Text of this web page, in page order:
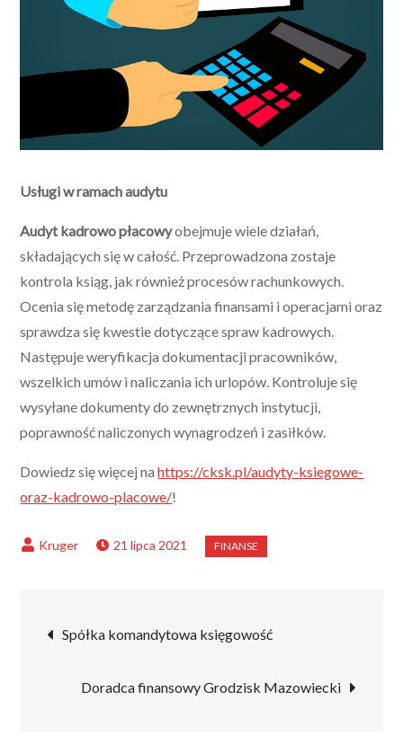
Usługi w ramach audytu
Audyt kadrowo płacowyobejmuje wiele działań,
składających się w całość. Przeprowadzona zostaje
kontrola ksiąg, jak również procesów rachunkowych.
Ocenia się metodę zarządzania finansami i operacjami oraz
sprawdza się kwestie dotyczące spraw kadrowych.
Następuje weryfikacja dokumentacji pracowników,
wszelkich umów i naliczania ich urlopów. Kontroluje się
wysyłane dokumenty do zewnętrznych instytucji,
poprawność naliczonych wynagrodzeń i zasiłków.
Dowiedz się więcej nahttps://cksk.pl/audyty-ksiegowe-
oraz-kadrowo-placowe/!
21 lipca 2021
Nawigacja
wpisu
Spółka komandytowa księgowość
Doradca finansowy Grodzisk Mazowiecki